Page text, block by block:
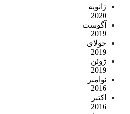
ژانویه
2020
آگوست
2019
جولای
2019
ژوئن
2019
نوامبر
2016
اکتبر
2016